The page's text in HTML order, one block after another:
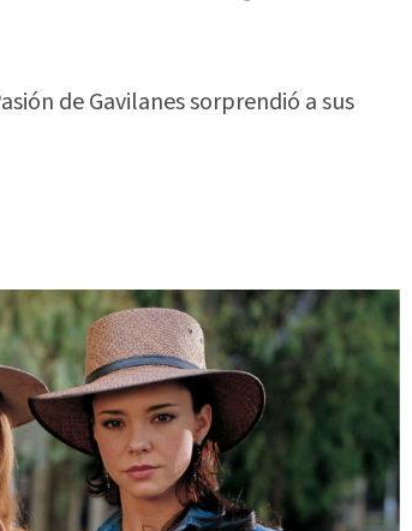
de Gavilanes sorprendió a sus